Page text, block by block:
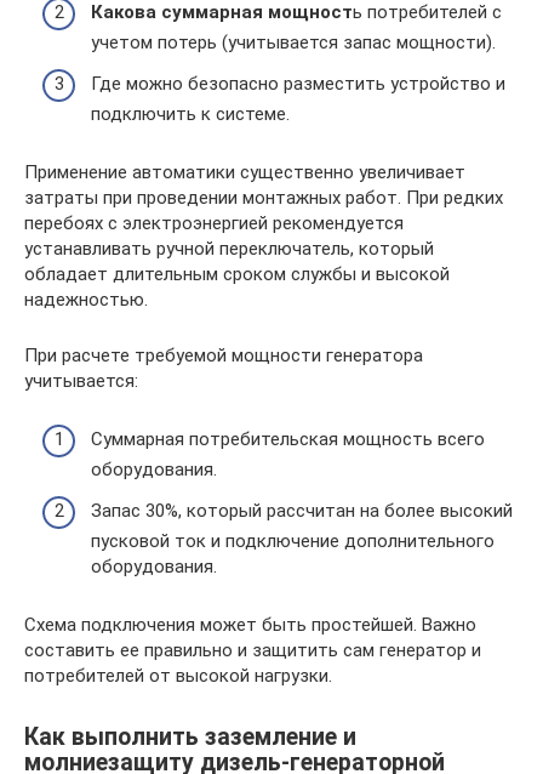
Какова суммарная мощность потребителей с
учетом потерь (учитывается запас мощности).
Где можно безопасно разместить устройство и
подключить к системе.
Применение автоматики существенно увеличивает
затраты при проведении монтажных работ. При редких
перебоях с электроэнергией рекомендуется
устанавливать ручной переключатель, который
обладает длительным сроком службы и высокой
надежностью.
При расчете требуемой мощности генератора
учитывается:
Суммарная потребительская мощность всего
оборудования.
Запас 30%, который рассчитан на более высокий
пусковой ток и подключение дополнительного
оборудования.
Схема подключения может быть простейшей. Важно
составить ее правильно и защитить сам генератор и
потребителей от высокой нагрузки.
Как выполнить заземление и
молниезащиту дизель-генераторной